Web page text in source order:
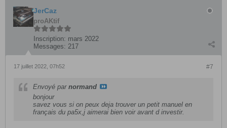
JerCaz
proAKtif
Inscription: mars 2022
Messages: 217
#7
17 juillet 2022, 07h52
Envoyé par normand
bonjour
savez vous si on peux deja trouver un petit manuel en
français du pa5x,j aimerai bien voir avant d investir.